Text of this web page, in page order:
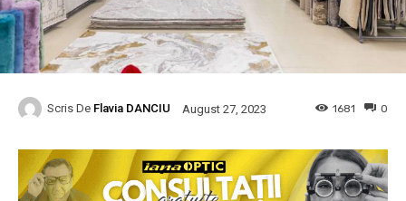
Scris De Flavia DANCIU August 27, 2023 0
1681